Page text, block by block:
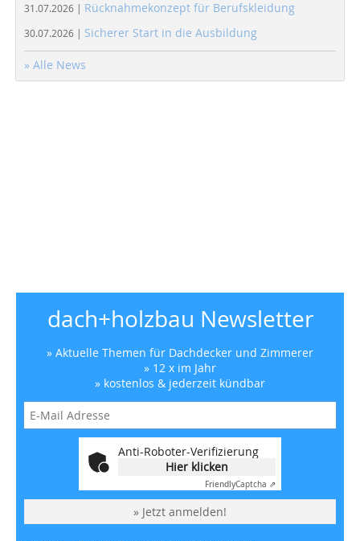
31.07.2026 | Rücknahmekonzept für Berufskleidung
30.07.2026 | Sicherer Start in die Ausbildung
» Alle News
dach+holzbau Newsletter
» Aktuelle Themen für Dachdecker und Zimmerer
» 12 x im Jahr
» kostenlos & jederzeit kündbar
Anti-Roboter-Verifizierung
Hier klicken
FriendlyCaptcha ⇗
» Jetzt anmelden!